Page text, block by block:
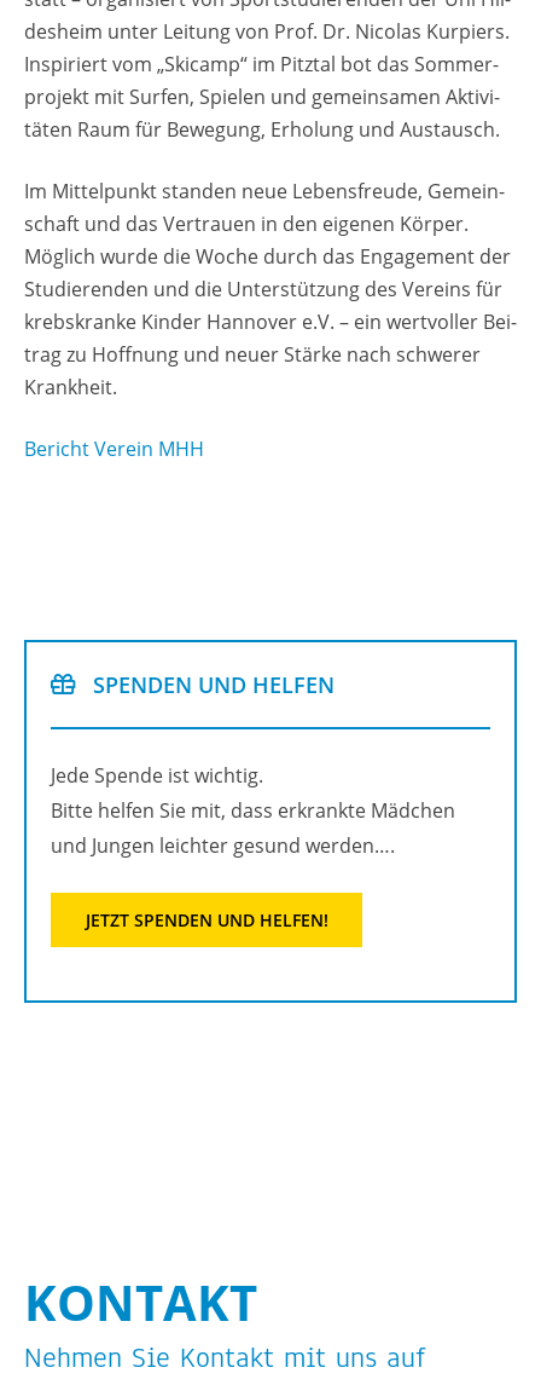
des­heim unter Lei­tung von Prof. Dr. Ni­co­las Kur­piers.
In­spi­riert vom „Ski­camp“ im Pitz­tal bot das Som­mer­
pro­jekt mit Sur­fen, Spie­len und ge­mein­sa­men Ak­ti­vi­
tä­ten Raum für Be­we­gung, Er­ho­lung und Aus­tausch.
Im Mit­tel­punkt stan­den neue Le­bens­freu­de, Ge­mein­
schaft und das Ver­trau­en in den ei­ge­nen Kör­per.
Mög­lich wurde die Woche durch das En­ga­ge­ment der
Stu­die­ren­den und die Un­ter­stüt­zung des Ver­eins für
krebs­kran­ke Kin­der Han­no­ver e.V. – ein wert­vol­ler Bei­
trag zu Hoff­nung und neuer Stär­ke nach schwe­rer
Krank­heit.
Be­richt Ver­ein MHH
SPEN­DEN UND HEL­FEN
Jede Spen­de ist wich­tig.
Bitte hel­fen Sie mit, dass er­krank­te Mäd­chen
und Jun­gen leich­ter ge­sund wer­den….
JETZT SPEN­DEN UND HEL­FEN!
KON­TAKT
Neh­men Sie Kon­takt mit uns auf